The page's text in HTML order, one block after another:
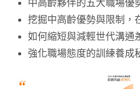
中高齡夥伴的五大職場優
挖掘中高齡優勢與限制，
如何縮短與減輕世代溝通
強化職場態度的訓練養成